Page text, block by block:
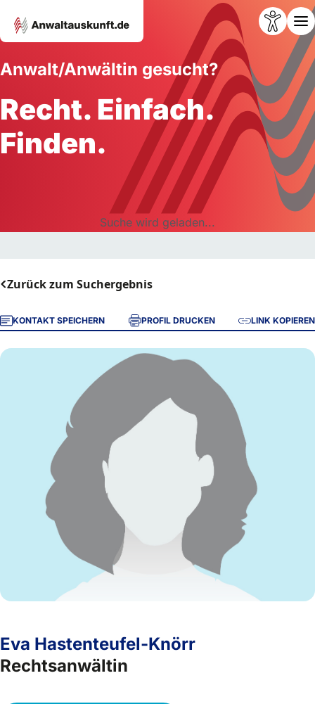
Anwalt/Anwältin gesucht?
Recht. Einfach.
Finden.
Suche wird geladen...
Zurück zum Suchergebnis
KONTAKT SPEICHERN PROFIL DRUCKEN LINK KOPIEREN
Eva Hastenteufel-Knörr
Rechtsanwältin